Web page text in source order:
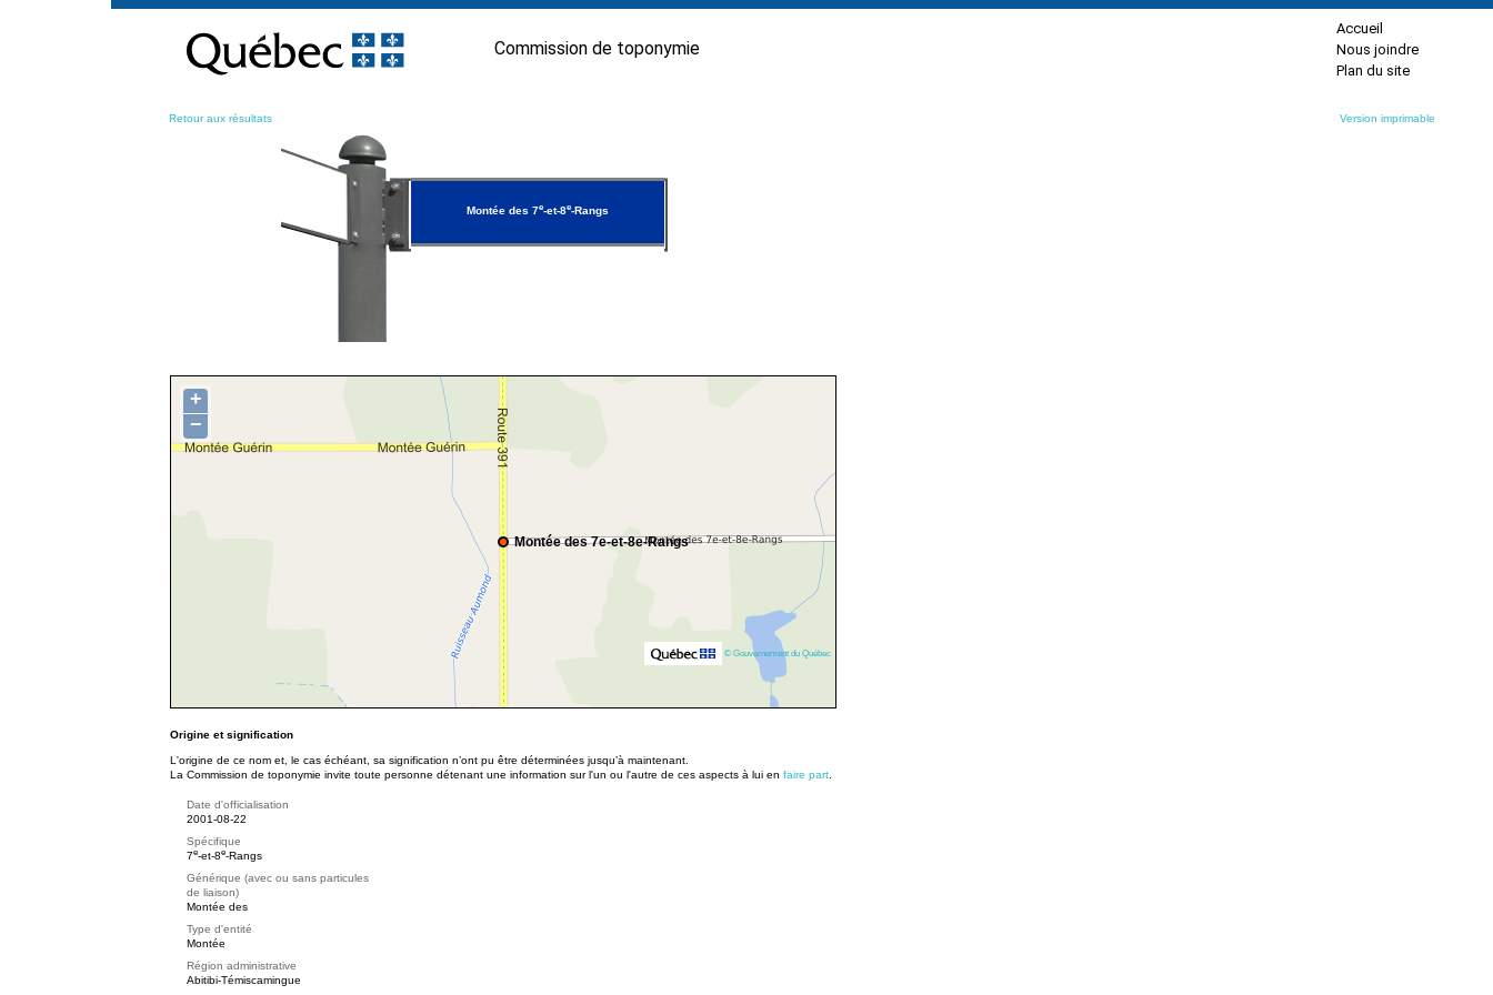
contenu
Commission de toponymie
Accueil
Nous joindre
Plan du site
Retour aux résultats Version imprimable
Montée des 7e-et-8e-Rangs
Montée des 7e-et-8e-Rangs
+
−
© Gouvernement du Québec
Origine et signification
L'origine de ce nom et, le cas échéant, sa signification n’ont pu être déterminées jusqu’à maintenant.
La Commission de toponymie invite toute personne détenant une information sur l'un ou l'autre de ces aspects à lui en faire part
Date d'officialisation
2001-08-22
Spécifique
7e-et-8e-Rangs
Générique (avec ou sans particules
de liaison)
Montée des
Type d'entité
Montée
Région administrative
Abitibi-Témiscamingue